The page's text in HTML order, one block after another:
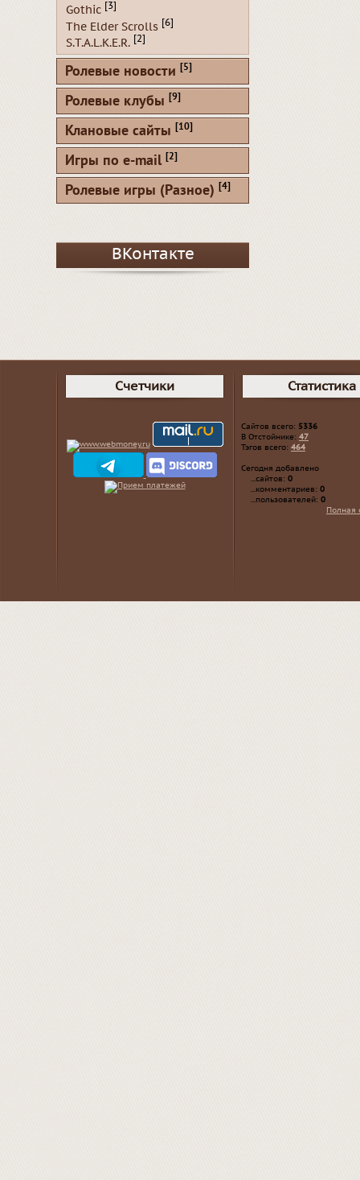
Gothic [3]
The Elder Scrolls [6]
S.T.A.L.K.E.R. [2]
Ролевые новости [5]
Ролевые клубы [9]
Клановые сайты [10]
Игры по e-mail [2]
Ролевые игры (Разное) [4]
ВКонтакте
Счетчики Статистика
Сайтов всего: 5336
В Отстойнике: 47
Тэгов всего: 464
Сегодня добавлено
...сайтов: 0
...комментариев: 0
...пользователей: 0
Полная